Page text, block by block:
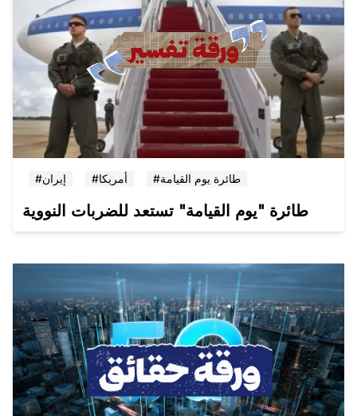
#إيران #أمريكا #طائرة يوم القيامة
طائرة "يوم القيامة" تستعد للضربات النووية